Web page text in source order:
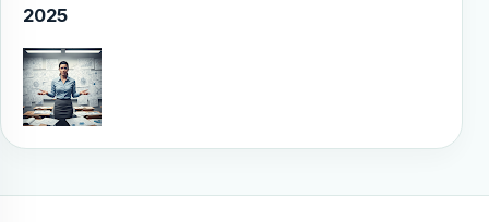
2025